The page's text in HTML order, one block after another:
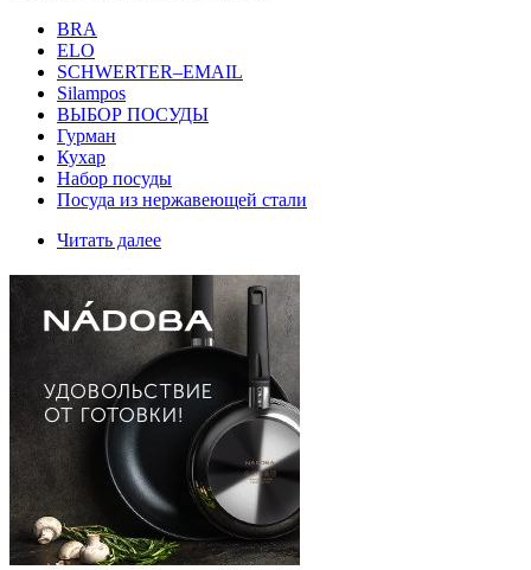
BRA
ELO
SCHWERTER–EMAIL
Silampos
ВЫБОР ПОСУДЫ
Гурман
Кухар
Набор посуды
Посуда из нержавеющей стали
Читать далее